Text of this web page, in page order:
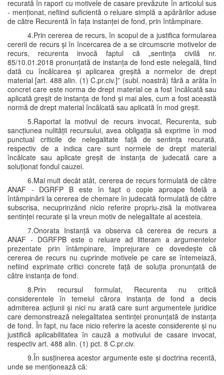
recurată în raport cu motivele de casare prevăzute în articolul sus
- menționat, nefiind suficientă o reluare simplă a apărărilor aduse
de către Recurentă în fața instanței de fond, prin întâmpinare.
4.Prin cererea de recurs, în scopul de a justifica formularea
cererii de recurs și în încercarea de a se circumscrie motivelor de
recurs, recurenta invocă faptul că „sentința civilă nr.
85/10.01.2018 pronunțată de instanța de fond este nelegală, fiind
dată cu încălcarea și aplicarea greșită a normelor de drept
material [art. 488 alin. (1) C.pr.civ.]” (subl. noastră) fără a arăta în
concret care este norma de drept material ce a fost încălcată sau
aplicată greșit de instanța de fond și mai ales, cum a fost această
normă de drept material încălcată sau aplicată în mod greșit.
5.Raportat la motivul de recurs invocat, Recurenta, sub
sancțiunea nulității recursului, avea obligația să exprime în mod
punctual criticile de nelegalitate față de sentința recurată,
respectiv de a indica care sunt normele de drept material
încălcate sau aplicate greșit de instanța de judecată care a
soluționat fondul cauzei.
6.Mai mult decât atât, cererea de recurs formulată de către
ANAF - DGRFP B este în fapt o copie aproape fidelă a
întâmpinării la cererea de chemare în judecată formulată de către
subscrisa, necuprinzând nicio referire propriu-zisă la motivarea
sentinței recurate și la vreun motiv de nelegalitate al acesteia.
7.Onorata Instanță va observa că cererea de recurs a
ANAF - DGRFPB este o reluare ad litteram a argumentelor
prezentate prin întâmpinare, împrejurare ce dovedește că
cererea de recurs nu cuprinde motivele pe care se întemeiază,
nefiind exprimate critici concrete față de soluția pronunțată de
către instanța de fond.
8.Prin recursul formulat, Recurenta nu critică
considerentele în temeiul cărora instanța de fond a decis
admiterea acțiunii și nici nu arată care sunt argumentele juridice
care demonstrează nelegalitatea sentinței pronunțată de instanța
de fond. În fapt, nu face nicio referire la aceste considerente și nu
justifică aplicabilitatea în cauză a motivului de casare invocat,
respectiv art. 488 alin. (1) pct. 8 C.pr.civ.
9.În susținerea acestor argumente este și doctrina recentă,
unde se menționează că: